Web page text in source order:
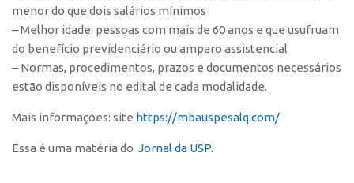
Edição 2021
Edição 2019
Edição 2017
Inovação em Números
Propriedade Intelectual
Formas de Proteção
menor do que dois salários mínimos
– Melhor idade: pessoas com mais de 60 anos e que usufruam
do benefício previdenciário ou amparo assistencial
– Normas, procedimentos, prazos e documentos necessários
estão disponíveis no edital de cada modalidade.
Mais informações: site https://mbauspesalq.com/
Essa é uma matéria do Jornal da USP.